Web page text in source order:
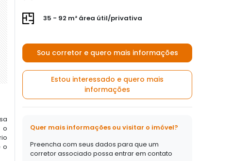
o
o
35 - 92 m² área útil/privativa
Sou corretor e quero mais informações
Estou interessado e quero mais
informações
Quer mais informações ou visitar o imóvel?
Preencha com seus dados para que um
corretor associado possa entrar em contato